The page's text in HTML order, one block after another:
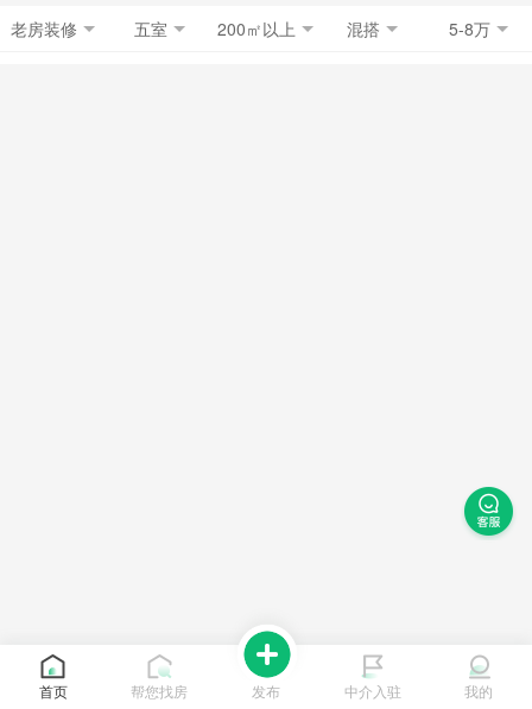
老房装修 五室 200㎡以上 混搭 5-8万
首页 帮您找房 发布 中介入驻 我的